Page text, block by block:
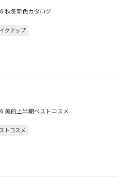
秋冬新色カタログ
クアップ
美的上半期ベストコスメ
トコスメ